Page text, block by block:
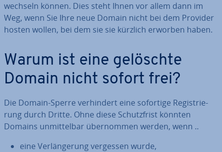
wechseln können. Dies steht Ihnen vor allem dann im
Weg, wenn Sie Ihre neue Domain nicht bei dem Provider
hosten wollen, bei dem sie sie kürzlich erworben haben.
Warum ist eine gelöschte
Domain nicht sofort frei?
Die Domain-Sperre ver­hin­dert eine sofortige Re­gis­trie­
rung durch Dritte. Ohne diese Schutz­frist könnten
Domains un­mit­tel­bar über­nom­men werden, wenn ..
eine Ver­län­ge­rung vergessen wurde,